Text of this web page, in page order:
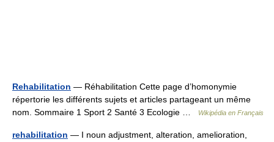
Rehabilitation — Réhabilitation Cette page d’homonymie
répertorie les différents sujets et articles partageant un même
nom. Sommaire 1 Sport 2 Santé 3 Ecologie …
Wikipédia en Français
rehabilitation — I noun adjustment, alteration, amelioration,